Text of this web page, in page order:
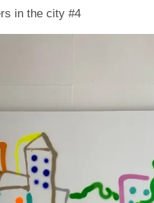
in the city #4